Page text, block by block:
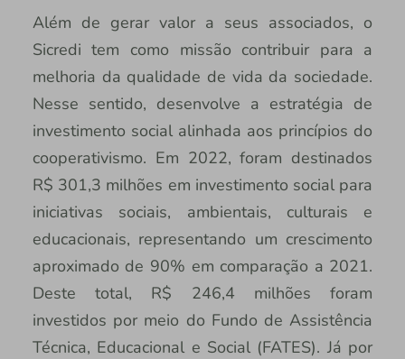
Além de gerar valor a seus associados, o
Sicredi tem como missão contribuir para a
melhoria da qualidade de vida da sociedade.
Nesse sentido, desenvolve a estratégia de
investimento social alinhada aos princípios do
cooperativismo. Em 2022, foram destinados
R$ 301,3 milhões em investimento social para
iniciativas sociais, ambientais, culturais e
educacionais, representando um crescimento
aproximado de 90% em comparação a 2021.
Deste total, R$ 246,4 milhões foram
investidos por meio do Fundo de Assistência
Técnica, Educacional e Social (FATES). Já por